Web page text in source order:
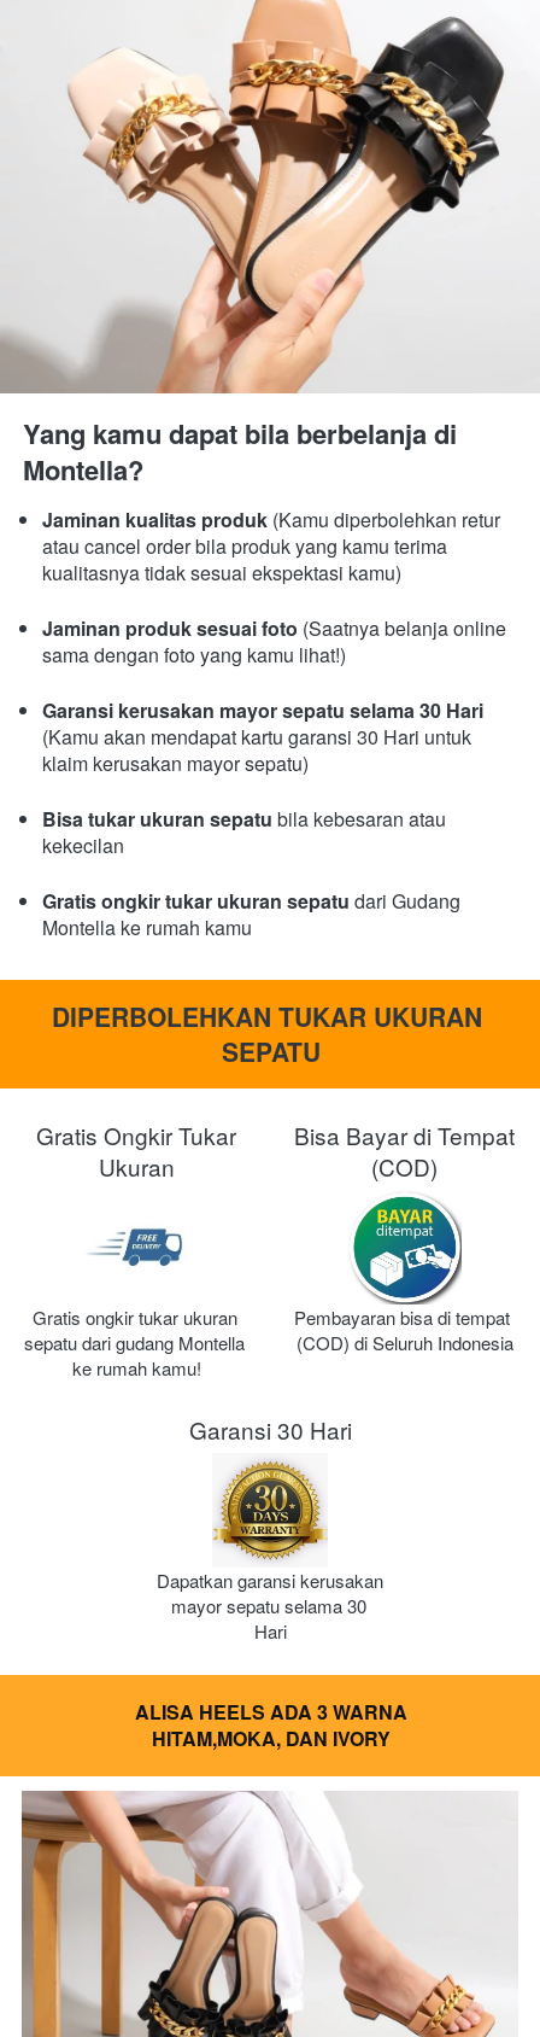
Yang kamu dapat bila berbelanja di
Montella?
Jaminan kualitas produk (Kamu diperbolehkan retur
atau cancel order bila produk yang kamu terima
kualitasnya tidak sesuai ekspektasi kamu)
Jaminan produk sesuai foto (Saatnya belanja online
sama dengan foto yang kamu lihat!)
(Kamu akan mendapat kartu garansi 30 Hari untuk
klaim kerusakan mayor sepatu)
Bisa tukar ukuran sepatu bila kebesaran atau
kekecilan
Gratis ongkir tukar ukuran sepatu dari Gudang
Montella ke rumah kamu
DIPERBOLEHKAN TUKAR UKURAN
SEPATU
Gratis Ongkir Tukar
Ukuran
Gratis ongkir tukar ukuran
sepatu dari gudang Montella
ke rumah kamu!
Bisa Bayar di Tempat
(COD)
Pembayaran bisa di tempat
(COD) di Seluruh Indonesia
Garansi 30 Hari
Dapatkan garansi kerusakan
mayor sepatu selama 30
Hari
ALISA HEELS ADA 3 WARNA
HITAM,MOKA, DAN IVORY